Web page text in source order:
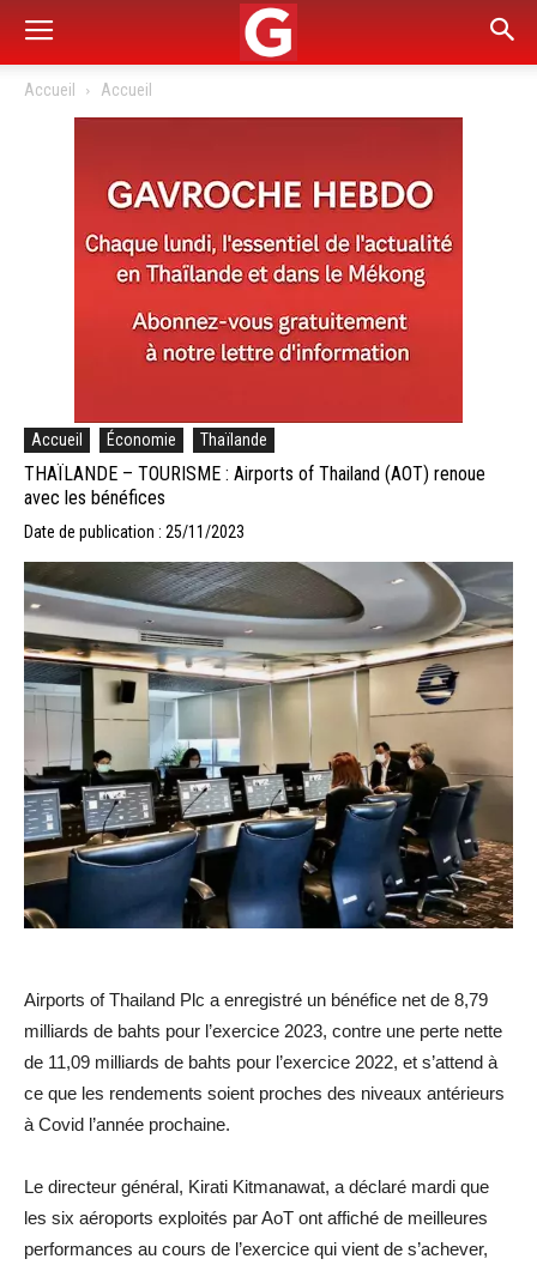
Accueil Accueil
Accueil Économie Thaïlande
THAÏLANDE – TOURISME : Airports of Thailand (AOT) renoue
avec les bénéfices
Date de publication : 25/11/2023
Airports of Thailand Plc a enregistré un bénéfice net de 8,79
milliards de bahts pour l’exercice 2023, contre une perte nette
de 11,09 milliards de bahts pour l’exercice 2022, et s’attend à
ce que les rendements soient proches des niveaux antérieurs
à Covid l’année prochaine.
Le directeur général, Kirati Kitmanawat, a déclaré mardi que
les six aéroports exploités par AoT ont affiché de meilleures
performances au cours de l’exercice qui vient de s’achever,